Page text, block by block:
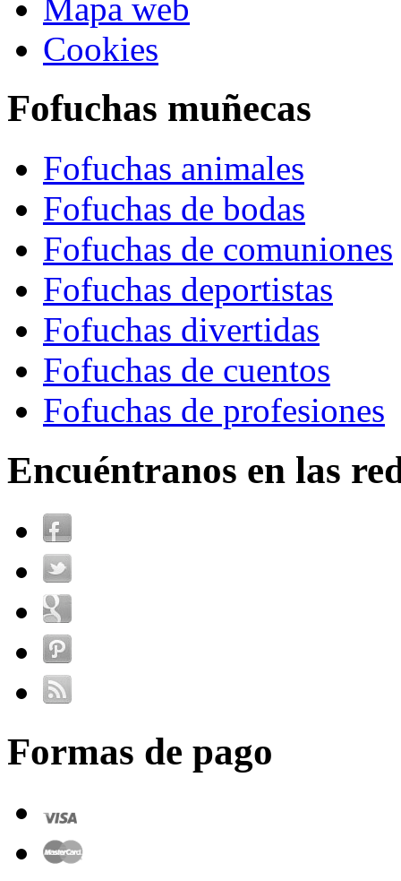
Mapa web
Cookies
Fofuchas muñecas
Fofuchas animales
Fofuchas de bodas
Fofuchas de comuniones
Fofuchas deportistas
Fofuchas divertidas
Fofuchas de cuentos
Fofuchas de profesiones
Encuéntranos en las
Formas de pago